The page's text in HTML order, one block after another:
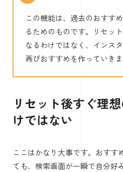
この機能は、過去のおすす
るためのものです。リセッ
なるわけではなく、インス
再びおすすめを作っていきま
リセット後すぐ理
けではない
ここはかなり大事です。おすす
ても、検索画面が一瞬で自分好